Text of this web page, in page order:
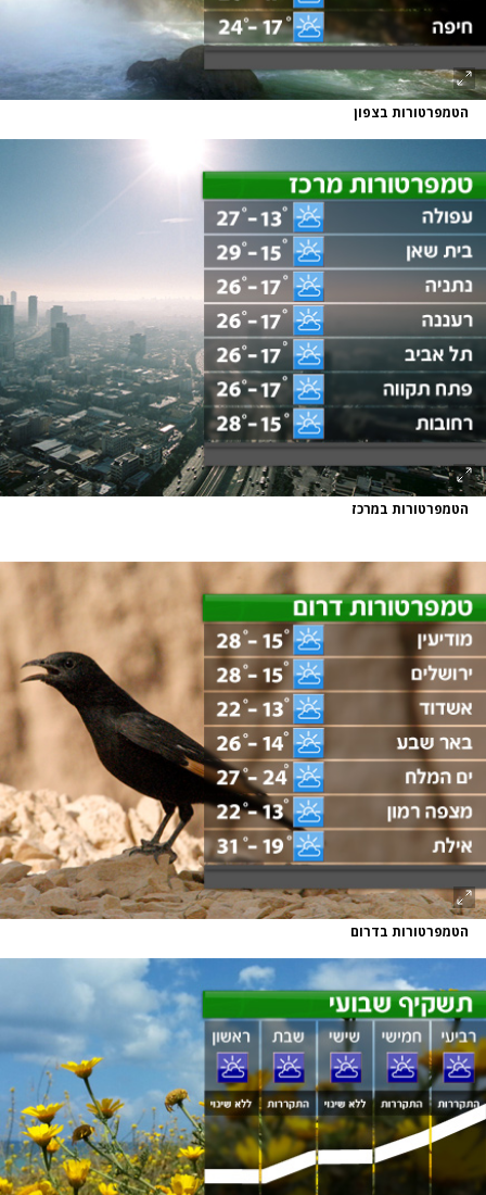
הטמפרטורות בצפון
הטמפרטורות במרכז
הטמפרטורות בדרום